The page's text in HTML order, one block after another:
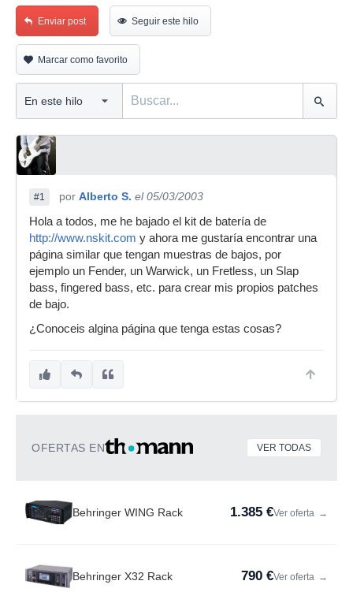
Enviar post Seguir este hilo
Marcar como favorito
#1 por Alberto S. el 05/03/2003
Hola a todos, me he bajado el kit de batería de
http://www.nskit.com y ahora me gustaría encontrar una
página similar que tengan muestras de bajos, por
ejemplo un Fender, un Warwick, un Fretless, un Slap
bass, fingered bass, etc. para crear mis propios patches
de bajo.
¿Conoceis algina página que tenga estas cosas?
OFERTAS EN VER TODAS
Behringer WING Rack 1.385 €Ver oferta →
Behringer X32 Rack 790 €Ver oferta →